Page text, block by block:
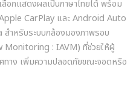
อกแสดงผลเป็นภาษาไทยได้ พร้อม
CarPlay และ Android Auto
ำหรับระบบกล้องมองภาพรอบ
: IAVM) ที่ช่วยให้ผู้
าง เพิ่มความปลอดภัยขณะจอดหรือ